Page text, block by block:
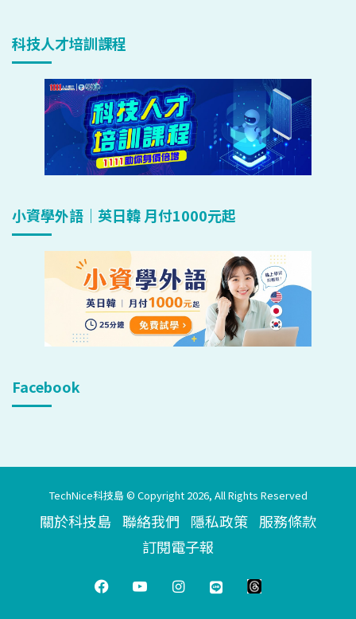
科技人才培訓課程
小資學外語｜英日韓 月付1000元起
Facebook
TechNice科技島 © Copyright 2026, All Rights Reserved
關於科技島 聯絡我們 隱私政策 服務條款
訂閱電子報